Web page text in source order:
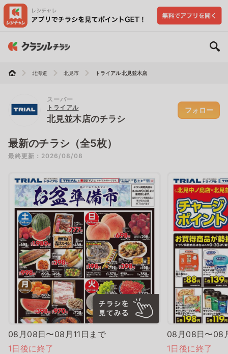
北海道 北見市 トライアル 北見並木店
スーパー
トライアル
北見並木店のチラシ
フォロー
最新のチラシ（全5枚）
最終更新：2026/08/08
08月08日〜08月11日まで
1日後に終了
08月08日〜08
1日後に終了